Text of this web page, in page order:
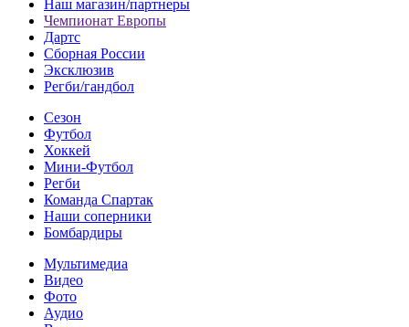
Наш магазин/партнеры
Чемпионат Европы
Дартс
Сборная России
Эксклюзив
Регби/гандбол
Сезон
Футбол
Хоккей
Мини-Футбол
Регби
Команда Спартак
Наши соперники
Бомбардиры
Мультимедиа
Видео
Фото
Аудио